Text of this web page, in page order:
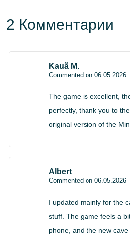
устройствах, так и на более
Minecraft Bedrock
обновления
контентом
Название
Chaos Cubed
Как скачать
2 Комментарии
Kauã M.
Commented on 06.05.2026
The game is excellent,
perfectly, thank you to
original version of the
Albert
Commented on 06.05.2026
I updated mainly for the
stuff. The game feels a
phone, and the new cave